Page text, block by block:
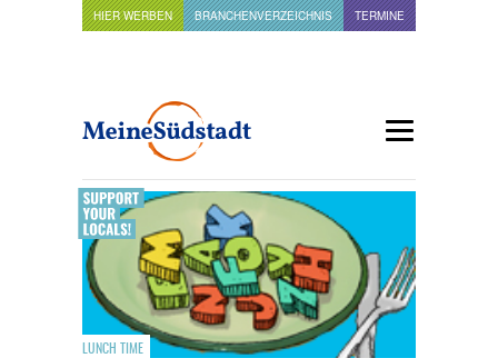
HIER WERBEN BRANCHENVERZEICHNIS TERMINE
LUNCH TIME